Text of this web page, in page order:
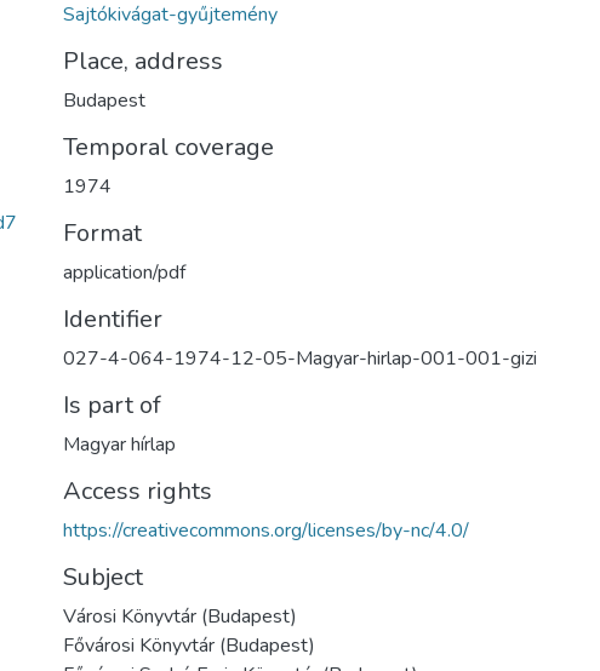
Sajtókivágat-gyűjtemény
Place, address
Budapest
Temporal coverage
1974
Format
application/pdf
Identifier
027-4-064-1974-12-05-Magyar-hirlap-001-001-gizi
Is part of
Magyar hírlap
Access rights
https://creativecommons.org/licenses/by-nc/4.0/
Subject
Városi Könyvtár (Budapest)
Fővárosi Könyvtár (Budapest)